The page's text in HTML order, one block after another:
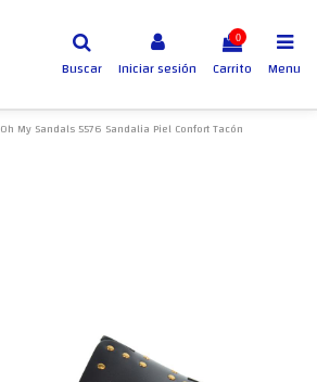
Buscar Iniciar sesión
0
Carrito Menu
Oh My Sandals 5576 Sandalia Piel Confort Tacón